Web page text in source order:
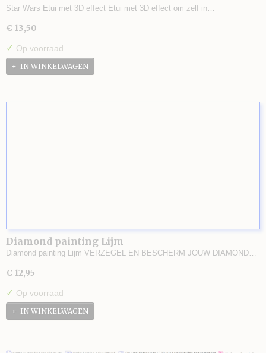
Star Wars Etui met 3D effect Etui met 3D effect om zelf in…
€ 13,50
✓ Op voorraad
IN WINKELWAGEN
Diamond painting Lijm
Diamond painting Lijm VERZEGEL EN BESCHERM JOUW DIAMOND…
€ 12,95
✓ Op voorraad
IN WINKELWAGEN